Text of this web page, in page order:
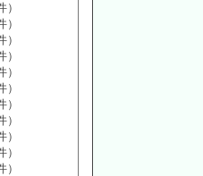
）
）
）
）
）
）
）
）
）
）
）